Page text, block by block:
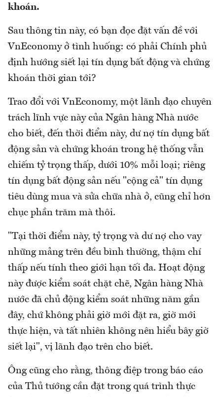
khoán.
Sau thông tin này, có bạn đọc đặt vấn đề với
VnEconomy ở tình huống: có phải Chính phủ
định hướng siết lại tín dụng bất động và chứng
khoán thời gian tới?
Trao đổi với VnEconomy, một lãnh đạo chuyên
trách lĩnh vực này của Ngân hàng Nhà nước
cho biết, đến thời điểm này, dư nợ tín dụng bất
động sản và chứng khoán trong hệ thống vẫn
chiếm tỷ trọng thấp, dưới 10% mỗi loại; riêng
tín dụng bất động sản nếu "cộng cả" tín dụng
tiêu dùng mua và sửa chữa nhà ở, cũng chỉ hơn
chục phần trăm mà thôi.
"Tại thời điểm này, tỷ trọng và dư nợ cho vay
những mảng trên đều bình thường, thậm chí
thấp nếu tính theo giới hạn tối đa. Hoạt động
này được kiểm soát chặt chẽ, Ngân hàng Nhà
nước đã chủ động kiểm soát những năm gần
đây, chứ không phải giờ mới đặt ra, giờ mới
thực hiện, và tất nhiên không nên hiểu bây giờ
siết lại", vị lãnh đạo trên cho biết.
Ông cũng cho rằng, thông điệp trong báo cáo
của Thủ tướng cần đặt trong quá trình thực